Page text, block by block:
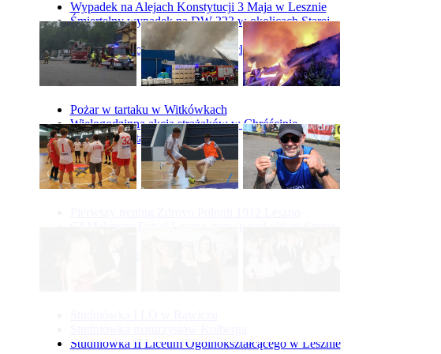
Wypadek na Alejach Konstytucji 3 Maja w Lesznie
Śmiertelny wypadek na DW 323 w okolicach Starej
Góry
Wypadek na obwodnicy Święciechowy
Pożar w tartaku w Witkówkach
Wielogodzinna akcja strażaków w Chróścinie
Pożar hali tartaku w Racocie
Studniówka II Liceum Ogólnokształcącego w Lesznie